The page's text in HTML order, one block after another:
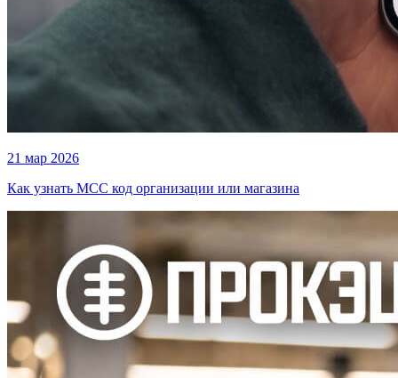
21 мар 2026
Как узнать MCC код организации или магазина